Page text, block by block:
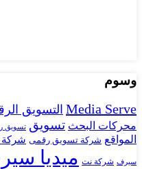
وسوم
Media Serve التسويق
محركات البحث تسويق تسويق
المواقع شركة تسويق رقمى شركة
سيرف شركة نت ميديا